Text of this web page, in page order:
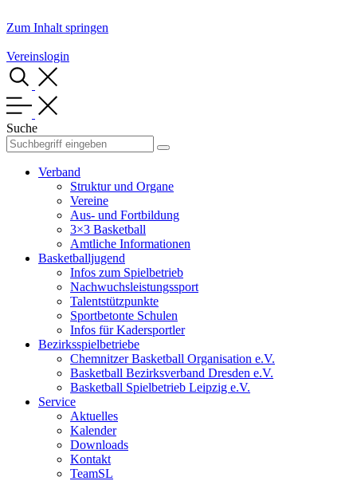
Zum Inhalt springen
Vereinslogin
Suche
Verband
Struktur und Organe
Vereine
Aus- und Fortbildung
3×3 Basketball
Amtliche Informationen
Basketballjugend
Infos zum Spielbetrieb
Nachwuchsleistungssport
Talentstützpunkte
Sportbetonte Schulen
Infos für Kadersportler
Bezirksspielbetriebe
Chemnitzer Basketball Organisation e.V.
Basketball Bezirksverband Dresden e.V.
Basketball Spielbetrieb Leipzig e.V.
Service
Aktuelles
Kalender
Downloads
Kontakt
TeamSL